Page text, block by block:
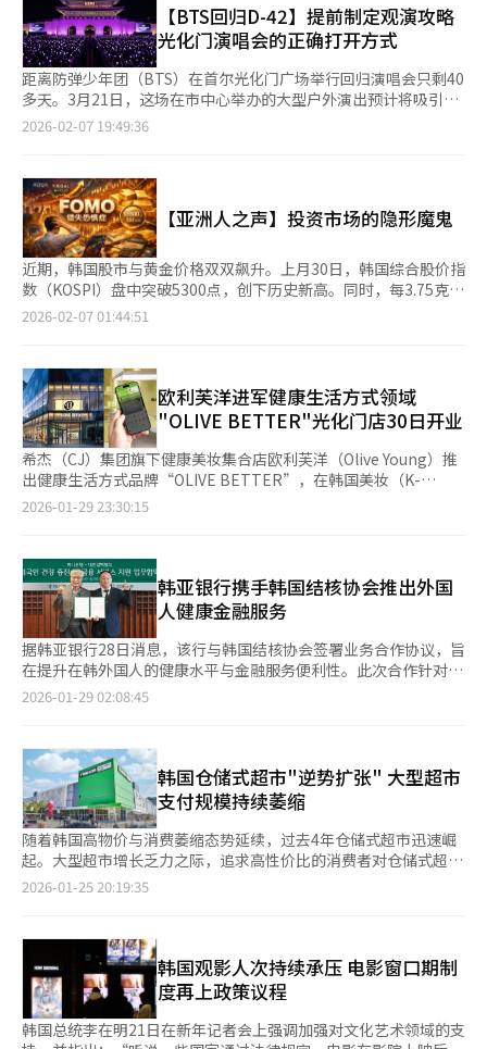
【BTS回归D-42】提前制定观演攻略
光化门演唱会的正确打开方式
距离防弹少年团（BTS）在首尔光化门广场举行回归演唱会只剩40
多天。3月21日，这场在市中心举办的大型户外演出预计将吸引海
量人群。除了抢票成功与否，真正影响观演体验的“隐形变量”，
安全隐患。如何在演唱会当天尽可能“解放双手”？以下是一份实
用的行李管理攻略。 许多来自外地或海外的观众常有一个误
区：“到了现场再找储物柜也来得及。”但在大型活动当天，地铁
站内的储物柜往往在清晨甚至前日就被迅速抢空。更稳妥的方式
是“分散确认”。首尔地铁站内的智能储物柜可通过 “T-
Locker”App查询和使用。该应用支持周边储物柜位置搜索、实
时查看可用状态和预约与在线支付。 此外，不要只盯着光化门
站，可将钟阁站、西大门站、景福宫站、市厅一带等邻近站点一并
储物柜预约后若2小时内未使用将被自动取消，且预约金不退还。
因此，建议在即将抵达前再进行预约，把握好时间点尤为关键。
最保险安全的方案，是在抵达光化门前就处理好行李。若乘坐
KTX、SRT、机场铁路或长途巴士，可优先在首尔站、水西站、龙
山站或各大客运站使用站内储物柜或人工寄存点，之后再轻装前往
演唱会区域。这种做法不仅能显著降低体力消耗，也能减少在人群
密集区域发生遗失或损坏的风险。 如果计划当日返程，使用T-
Luggage等人工寄存服务时，务必提前确认各网点的营业结束时
携带应援棒、随身小包、充电宝和一瓶水等必要物品。行李越轻，
观看演唱会的体验越好。 演唱会当天，地铁5号线光化门站等核心
站点的拥挤程度预计将非常高。首尔交通公社在大型集会或活动期
间，曾根据现场情况实施列车不停站通过的安全管理措施。因此，
观众可提前准备“Plan B”，选择在钟阁站（1号线）、西大门站
（5号线）、景福宫站（3号线）下车后步行前往。 从清溪川方向
进入光化门广场，不仅动线相对顺畅，也能避免在地下站台长时间
等待带来的心理压力。 3月21日的光化门，注定热力十足。如果希
这场久违的回归时刻。
2026-02-07 19:49:36
【亚洲人之声】投资市场的隐形魔鬼
近期，韩国股市与黄金价格双双飙升。上月30日，韩国综合股价指
数（KOSPI）盘中突破5300点，创下历史新高。同时，每3.75克黄
金价格已超过100万韩元（约合人民币4723元）。在国际市场上，
对市场狂热，不少人都有过这样的感受：别人都在赚钱，只有我错
过了。这在心理学上被称为“错失恐惧症”（FOMO），指的是人
们因担心错过他人拥有的有益体验或社会热点而产生的焦虑心理。
目前，“错失恐惧症”成为了投资市场的一种普遍心理陷阱。随着
社交媒体的迅猛发展，信息传播的速度也不断加速，投资者经常感
到焦虑。 FOMO往往是投资决策的导火索。笔者有一位朋友
说：“看到别人晒出收益截图、分享理财心得，自己便立刻生
出‘也该上车’的冲动。”担心错过好机会，人们开始加杠杆、贷
房时也需要掏空家庭积蓄，背负长达几十年的房贷，本质上也是
FOMO心理的体现。而如今，随着股市与黄金屡创新高，FOMO情
绪再度被点燃。数据显示，韩国股市单日交易额首次突破50万亿韩
元（约合人民币2362亿元），黄金市场甚至出现金条售罄。 然
而，疯狂背后往往潜藏着风险。当市场情绪到达顶点时，投资更需
要理性与耐心。笔者认为，我们想要财富增值、追求富足生活，这
种愿望是无可厚非，但在投机的浪潮中保持冷静，才是守护资产的
第一步。 股市是人性的放大镜，红绿K线一闪，软弱、紧张、兴
账户的“隐形魔鬼”。当被“错过”的焦虑驱使我们频繁打开证券
交易APP时，不妨深呼吸，问问自己：我是在投资，还是在追逐别
人的故事？唯有学会不盲从、不浮躁，才能在波动的时代站稳脚
跟。
2026-02-07 01:44:51
欧利芙洋进军健康生活方式领域
"OLIVE BETTER"光化门店30日开业
希杰（CJ）集团旗下健康美妆集合店欧利芙洋（Olive Young）推
出健康生活方式品牌“OLIVE BETTER”，在韩国美妆（K-
Beauty）基础上进一步拓展业务版图，正式进军“韩国健康生活
OLIVE BETTER光化门店，标志着公司在健康生活方式领域的布局
进入实质推进阶段。 OLIVE BETTER以“健康之美”为核心价
值，在原有以功能性为主的健康（Health）品类基础上，进一步
拓展涵盖饮食、营养补给与身心恢复等领域，强化健康管理在日常
消费场景中的可实践性。 欧利芙洋方面指出，新冠疫情后，全球
健康生活方式相关市场持续扩大，但线下整体体验空间相对不足，
线上渠道又缺乏直观、系统化的引导，导致不少消费者在实践健康
管理时面临一定门槛。OLIVE BETTER通过将分散的健康相关信息
品与使用场景，从而降低消费者的实践门槛。 OLIVE BETTER首
店选址光化门商圈，主要面向关注健康管理的上班族群体。门店为
地上两层结构，占地约130坪（约430平方米），汇集约500个品
牌、3000余种健康生活方式相关商品。 一层以“便捷”为主题，
提供轻食、高蛋白简餐及功能性健康食品，并顺应“以蛋白质替代
正餐”的消费趋势，设置试吃体验区，提升消费者参与度。二层则
围绕“一天的生活节奏”构建陈列结构，集中展示轻食、健康零
食、功能性食品，以及内在美、体型管理、美容睡眠等欧利芙洋核
应用程序同步上线OLIVE BETTER专属“App-in-App”服务，提
供个性化商品推荐、使用指引及健康管理提醒，并与现有会员体系
全面联动，支持当日配送及门店自提等全渠道服务。 欧利芙洋相
关负责人表示，将依托其在健康与美容（H&B）零售领域积累的运
营经验，通过OLIVE BETTER把健康消费进一步延伸至日常生活场
景，推动K-Wellness市场的发展。
2026-01-29 23:30:15
‌韩亚银行携手韩国结核协会推出外国
人健康金融服务
据韩亚银行28日消息，该行与韩国结核协会签署业务合作协议，旨
在提升在韩外国人的健康水平与金融服务便利性。此次合作针对在
韩国居住的外国人，提供开户、海外汇款以及经济金融教育等定制
营的医院就诊时，可接受结核病等呼吸道传染病的预防性筛查，同
时还可获得毒品检测折扣券及各类疾病预防接种优惠券。此外，双
方还将面向居住在农渔村等金融与医疗资源相对匮乏地区的外国
人，运营韩亚银行的“移动银行服务车”与韩国结核协会的“移动
体检车”，提升金融与医疗服务的可及性。 韩亚银行外汇事业团
团长李政贤（音）表示：“作为外籍客户在韩国生活的重要金融伙
伴，韩亚银行通过支持16种语言的外国人专用金融平台‘Hana
EZ’应用程序（APP），持续提供多元化的优惠与活动。未来将
信赖的在韩外国人银行的地位。” 目前，韩亚银行已为外籍客户
提供包括全国17家周日营业网点、明洞外籍客户专用服务中心、面
向外籍劳动者的文化银行（Culture Bank）、跨国婚姻家庭邀请
活动‘Hana Global Sharing Concert’等服务。
2026-01-29 02:08:45
韩国仓储式超市"逆势扩张" 大型超市
支付规模持续萎缩
随着韩国高物价与消费萎缩态势延续，过去4年仓储式超市迅速崛
起。大型超市增长乏力之际，追求高性价比的消费者对仓储式超市
的偏好显著上升。 25日，应用与支付数据分析机构
净支付预估金额（100）为基准，仓储式超市的支付规模从2021年
的74.2增长至去年12月的147.1，实现翻倍增长。 然而，大型超市
的趋势截然相反。以每年12月为基准，大型超市的净支付预估金额
在2022年达到122.9峰值后，于2023年降至111.7，2024年为
111.4，去年12月进一步下滑至87.5，连续三年呈下降趋势。与
2026-01-25 20:19:35
韩国观影人次持续承压 电影窗口期制
度再上政策议程
韩国总统李在明21日在新年记者会上强调加强对文化艺术领域的支